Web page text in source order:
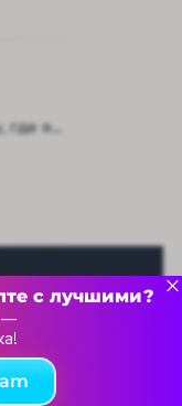
я...
с лучшими?
—